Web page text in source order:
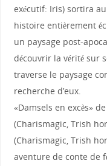
exécutif: Iris) sortira
histoire entièrement
un paysage post-
découvrir la vérité sur
traverse le paysage
recherche d’eux.
«Damsels en excès»
(Charismagic, Trish
(Charismagic, Trish
aventure de conte de